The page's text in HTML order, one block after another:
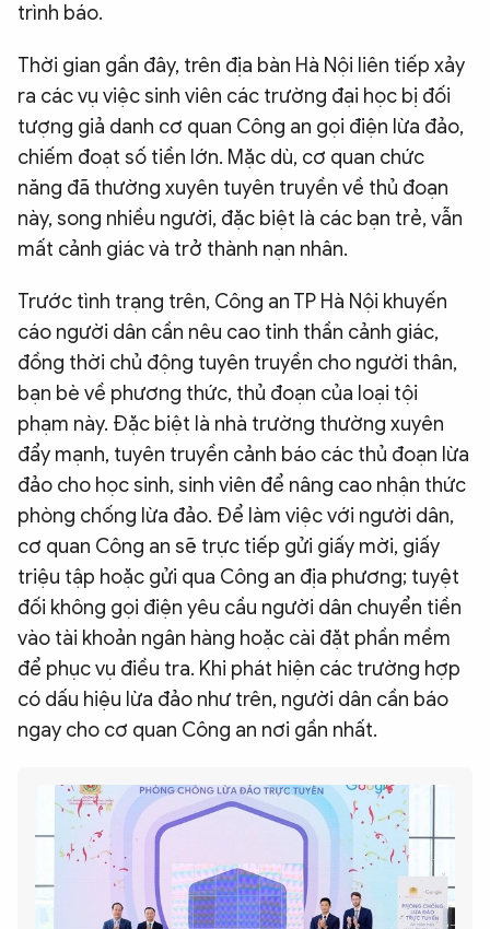
trình báo.
Thời gian gần đây, trên địa bàn Hà Nội liên tiếp xảy
ra các vụ việc sinh viên các trường đại học bị đối
tượng giả danh cơ quan Công an gọi điện lừa đảo,
chiếm đoạt số tiền lớn. Mặc dù, cơ quan chức
năng đã thường xuyên tuyên truyền về thủ đoạn
này, song nhiều người, đặc biệt là các bạn trẻ, vẫn
mất cảnh giác và trở thành nạn nhân.
Trước tình trạng trên, Công an TP Hà Nội khuyến
cáo người dân cần nêu cao tinh thần cảnh giác,
đồng thời chủ động tuyên truyền cho người thân,
bạn bè về phương thức, thủ đoạn của loại tội
phạm này. Đặc biệt là nhà trường thường xuyên
đẩy mạnh, tuyên truyền cảnh báo các thủ đoạn lừa
đảo cho học sinh, sinh viên để nâng cao nhận thức
phòng chống lừa đảo. Để làm việc với người dân,
cơ quan Công an sẽ trực tiếp gửi giấy mời, giấy
triệu tập hoặc gửi qua Công an địa phương; tuyệt
đối không gọi điện yêu cầu người dân chuyển tiền
vào tài khoản ngân hàng hoặc cài đặt phần mềm
để phục vụ điều tra. Khi phát hiện các trường hợp
có dấu hiệu lừa đảo như trên, người dân cần báo
ngay cho cơ quan Công an nơi gần nhất.